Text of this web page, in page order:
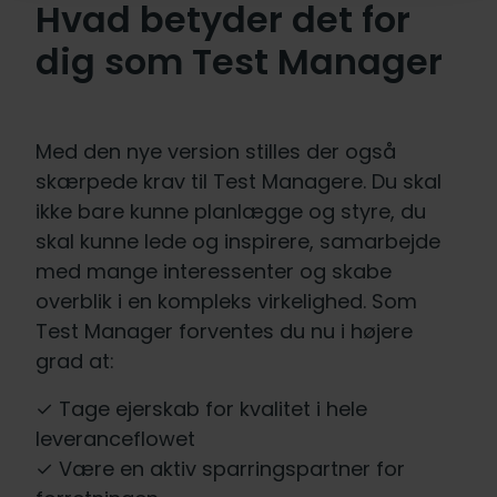
Hvad betyder det for
dig som Test Manager
Med den nye version stilles der også
skærpede krav til Test Managere. Du skal
ikke bare kunne planlægge og styre, du
skal kunne lede og inspirere, samarbejde
med mange interessenter og skabe
overblik i en kompleks virkelighed. Som
Test Manager forventes du nu i højere
grad at:
✓ Tage ejerskab for kvalitet i hele
leveranceflowet
✓ Være en aktiv sparringspartner for